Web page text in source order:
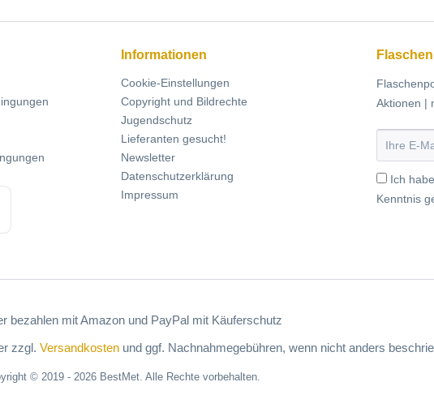
Informationen
Cookie-Einstellungen
Copyright und Bildrechte
Jugendschutz
Lieferanten gesucht!
Newsletter
Datenschutzerklärung
Impressum
Aktionen |
Ich
Kenntnis
zzgl. Versandkosten und ggf. Nachnahmegebühren, wenn nicht anders
© 2019 - 2026 BestMet. Alle Rechte vorbehalten.